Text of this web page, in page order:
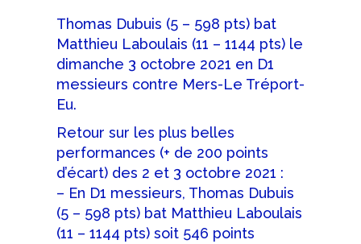
Thomas Dubuis (5 – 598 pts) bat
Matthieu Laboulais (11 – 1144 pts) le
dimanche 3 octobre 2021 en D1
messieurs contre Mers-Le Tréport-
Eu.
Retour sur les plus belles
performances (+ de 200 points
d’écart) des 2 et 3 octobre 2021 :
– En D1 messieurs, Thomas Dubuis
(5 – 598 pts) bat Matthieu Laboulais
(11 – 1144 pts) soit 546 points